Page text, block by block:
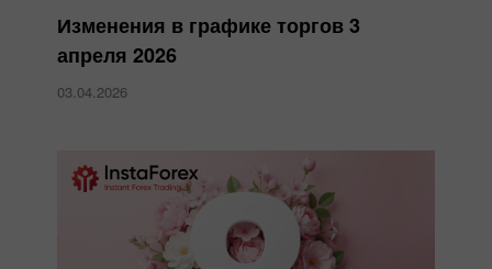
Изменения в графике торгов 3
апреля 2026
03.04.2026